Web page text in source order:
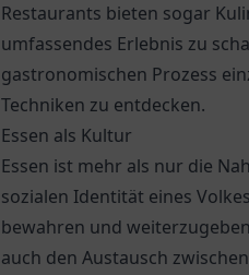
Restaurants bieten sogar
umfassendes Erlebnis zu
gastronomischen Prozess
Techniken zu entdecken.
Essen als Kultur
Essen ist mehr als nur die
sozialen Identität eines
bewahren und
auch den Austausch